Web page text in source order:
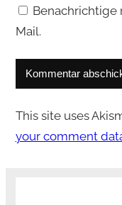
Benachrichtige
Mail.
This site uses
your comment